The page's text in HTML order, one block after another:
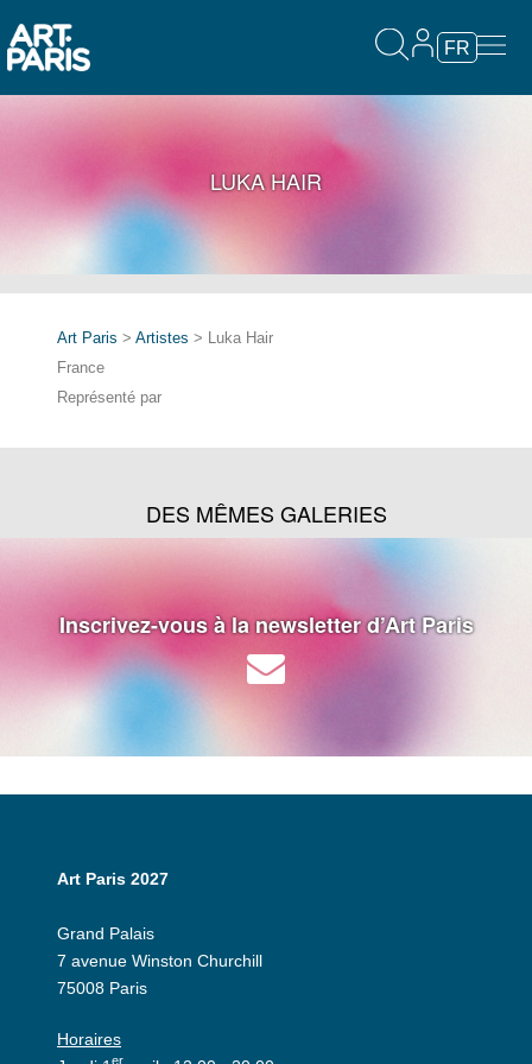
FR
LUKA HAIR
Art Paris > Artistes > Luka Hair
France
Représenté par
DES MÊMES GALERIES
Inscrivez-vous à la newsletter d’Art Paris
Art Paris 2027
Grand Palais
7 avenue Winston Churchill
75008 Paris
Horaires
er